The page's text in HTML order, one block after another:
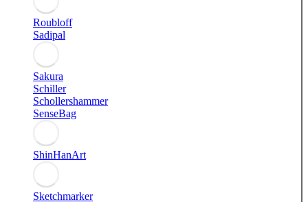
Roubloff
Sadipal
Sakura
Schiller
Schollershammer
SenseBag
ShinHanArt
Sketchmarker